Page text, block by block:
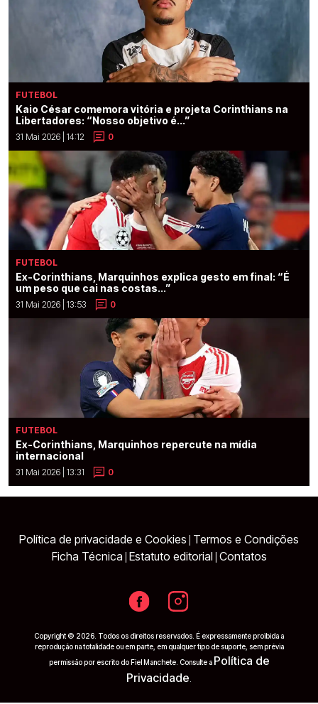
FUTEBOL
Kaio César comemora vitória e projeta Corinthians na
Libertadores: “Nosso objetivo é...”
31 Mai 2026 | 14:12 0
FUTEBOL
Ex-Corinthians, Marquinhos explica gesto em final: “É
um peso que cai nas costas...”
31 Mai 2026 | 13:53 0
FUTEBOL
Ex-Corinthians, Marquinhos repercute na mídia
internacional
31 Mai 2026 | 13:31 0
Política de privacidade e Cookies Termos e Condições
Ficha Técnica Estatuto editorial Contatos
Copyright © 2026. Todos os direitos reservados. É expressamente proibida a
reprodução na totalidade ou em parte, em qualquer tipo de suporte, sem prévia
permissão por escrito do Fiel Manchete. Consulte a Política de
Privacidade